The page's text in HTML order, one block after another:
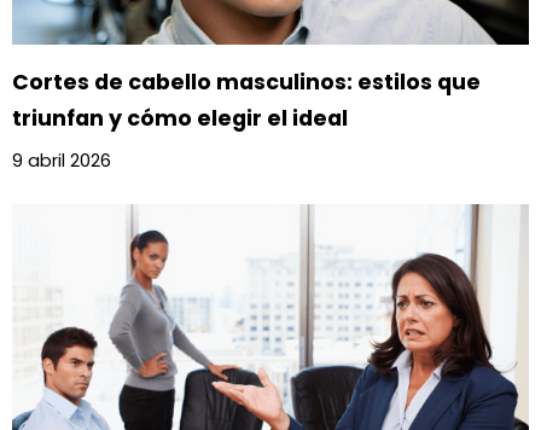
Cortes de cabello masculinos: estilos que
triunfan y cómo elegir el ideal
9 abril 2026